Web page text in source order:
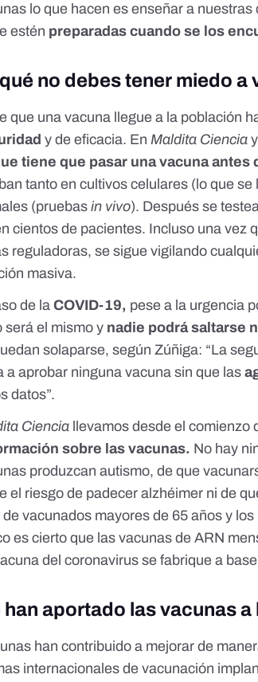
lo que hacen es enseñar a
estén preparadas cuando se los
no debes tener miedo a
que una vacuna llegue a la población
y de eficacia. EnMaldita Ciencia
tiene que pasar una vacuna antes
tanto en cultivos celulares (lo que
(pruebasin vivo). Después se
cientos de pacientes. Incluso una vez
reguladoras, se sigue vigilando
masiva.
de la COVID-19, pese a la urgencia
será el mismo y nadie podrá saltarse
solaparse, según Zúñiga: “La
a aprobar ninguna vacuna sin que las
datos”.
Ciencia llevamosdesde el comienzo
sobre las vacunas. No hay
produzcan autismo, de que
el riesgo de padecer alzhéimer ni de
vacunados mayores de 65 años y
es cierto que las vacunas de ARN
del coronavirus se fabrique a
han aportado las vacunas a
han contribuido a mejorar de
internacionales de vacunación